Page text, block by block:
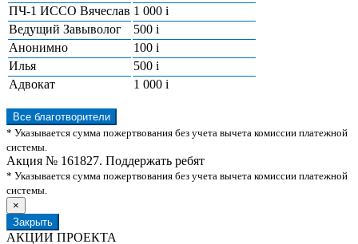
ПЧ-1 ИССО Вячеслав 1 000 i
Ведущий Завыволог
500 i
Анонимно
100 i
Илья
500 i
Адвокат
1 000 i
Все благотворители
* Указывается сумма пожертвования без учета вычета комиссии платежной
системы.
Акция № 161827. Поддержать ребят
* Указывается сумма пожертвования без учета вычета комиссии платежной
системы.
×
Закрыть
АКЦИИ ПРОЕКТА